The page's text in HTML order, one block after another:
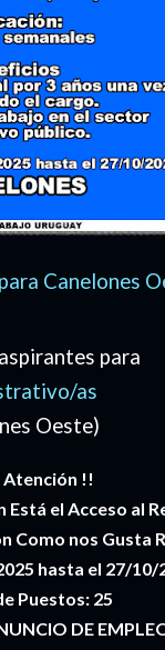
Canelones
para
as
Oeste)
Atención !!
Está el Acceso al
Como nos Gusta
hasta el 27/10/
Puestos: 25
DE